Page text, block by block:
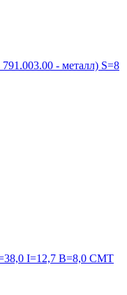
- металл) S=8
I=12,7 B=8,0 CMT